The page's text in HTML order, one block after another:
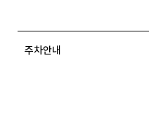
주차안내